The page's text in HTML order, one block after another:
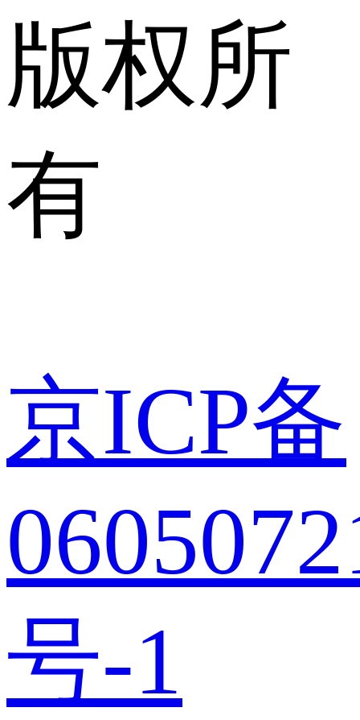
版权所
有
京ICP备
号-1